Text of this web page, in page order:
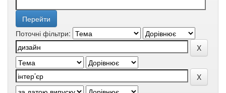
Поточні фільтри: